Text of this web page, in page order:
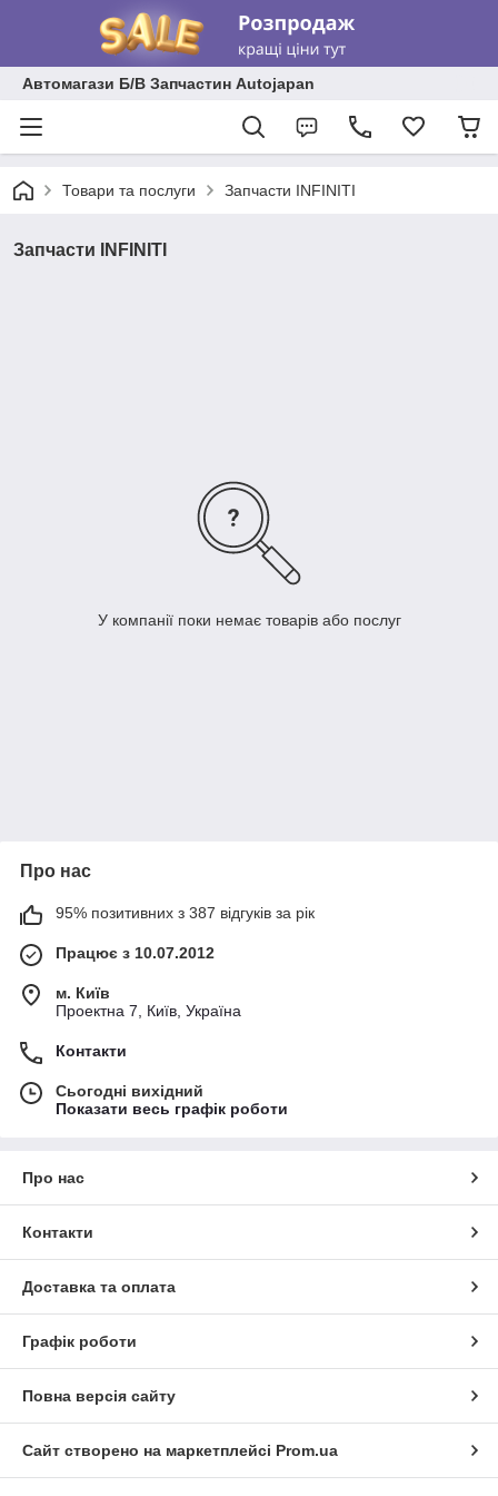
Автомагази Б/В Запчастин Autojapan
Товари та послуги Запчасти INFINITI
Запчасти INFINITI
У компанії поки немає товарів або послуг
Про нас
95% позитивних з 387 відгуків за рік
Працює з 10.07.2012
м. Київ
Проектна 7, Київ, Україна
Контакти
Сьогодні вихідний
Показати весь графік роботи
Про нас
Контакти
Доставка та оплата
Графік роботи
Повна версія сайту
Сайт створено на маркетплейсі Prom.ua